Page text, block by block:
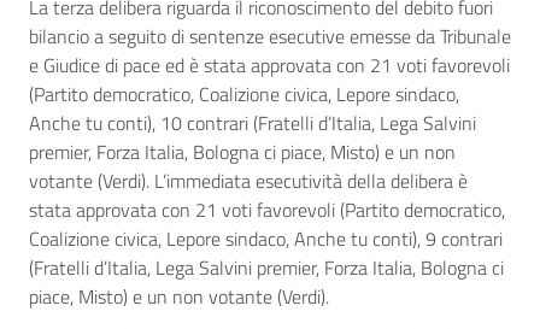
La terza delibera riguarda il riconoscimento del debito fuori
bilancio a seguito di sentenze esecutive emesse da Tribunale
e Giudice di pace ed è stata approvata con 21 voti favorevoli
(Partito democratico, Coalizione civica, Lepore sindaco,
Anche tu conti), 10 contrari (Fratelli d’Italia, Lega Salvini
premier, Forza Italia, Bologna ci piace, Misto) e un non
votante (Verdi). L’immediata esecutività della delibera è
stata approvata con 21 voti favorevoli (Partito democratico,
Coalizione civica, Lepore sindaco, Anche tu conti), 9 contrari
(Fratelli d’Italia, Lega Salvini premier, Forza Italia, Bologna ci
piace, Misto) e un non votante (Verdi).